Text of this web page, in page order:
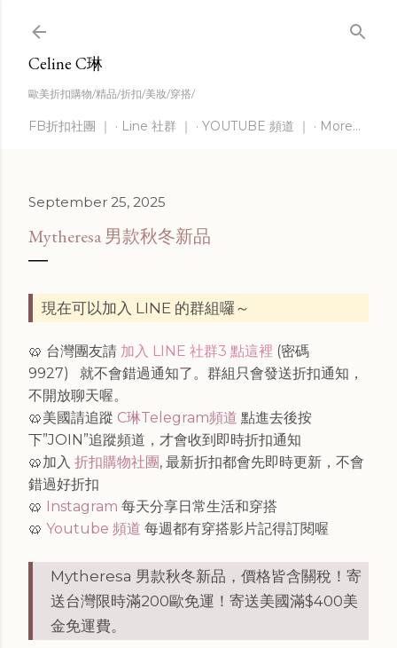
Celine C琳
歐美折扣購物/精品/折扣/美妝/穿搭/
FB折扣社團 ｜ Line 社群 ｜ YOUTUBE 頻道 ｜ More…
September 25, 2025
Mytheresa 男款秋冬新品
現在可以加入 LINE 的群組囉～
🥨 台灣團友請 加入 LINE 社群3 點這裡 (密碼
9927)
就不會錯過通知了。群組只會發送折扣通知，
不開放聊天喔。
🥨美國請追蹤 C琳Telegram頻道 點進去後按
下”JOIN”追蹤頻道，才會收到即時折扣通知
🥨加入 折扣購物社團, 最新折扣都會先即時更新，不會
錯過好折扣
🥨 Instagram 每天分享日常生活和穿搭
🥨 Youtube 頻道 每週都有穿搭影片記得訂閱喔
Mytheresa 男款秋冬新品，價格皆含關稅！寄
送台灣限時滿200歐免運！寄送美國滿$400美
金免運費。